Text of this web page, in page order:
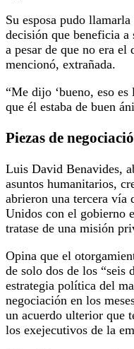
Su esposa pudo
decisión que beneficia a
a pesar de que no era el
mencionó, extrañada.
“Me dijo ‘bueno, eso
que él estaba de buen
Piezas de
Luis David Benavides,
asuntos humanitarios,
abrieron una tercera vía
Unidos con el gobierno
tratase de una misión
Opina que el
de solo dos de los “seis
estrategia política del
negociación en los
un acuerdo ulterior que
los exejecutivos de la